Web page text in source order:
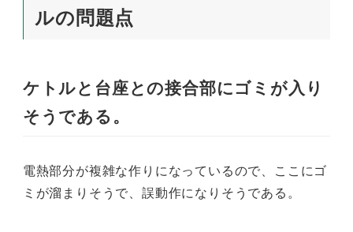
ルの問題点
ケトルと台座との接合部にゴミが入り
そうである。
電熱部分が複雑な作りになっているので、ここにゴ
ミが溜まりそうで、誤動作になりそうである。